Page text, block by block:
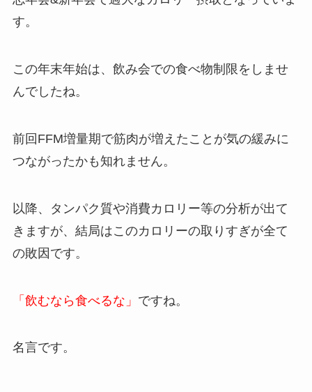
す。
この年末年始は、飲み会での食べ物制限をしませ
んでしたね。
前回FFM増量期で筋肉が増えたことが気の緩みに
つながったかも知れません。
以降、タンパク質や消費カロリー等の分析が出て
きますが、結局はこのカロリーの取りすぎが全て
の敗因です。
「飲むなら食べるな」 ですね。
名言です。